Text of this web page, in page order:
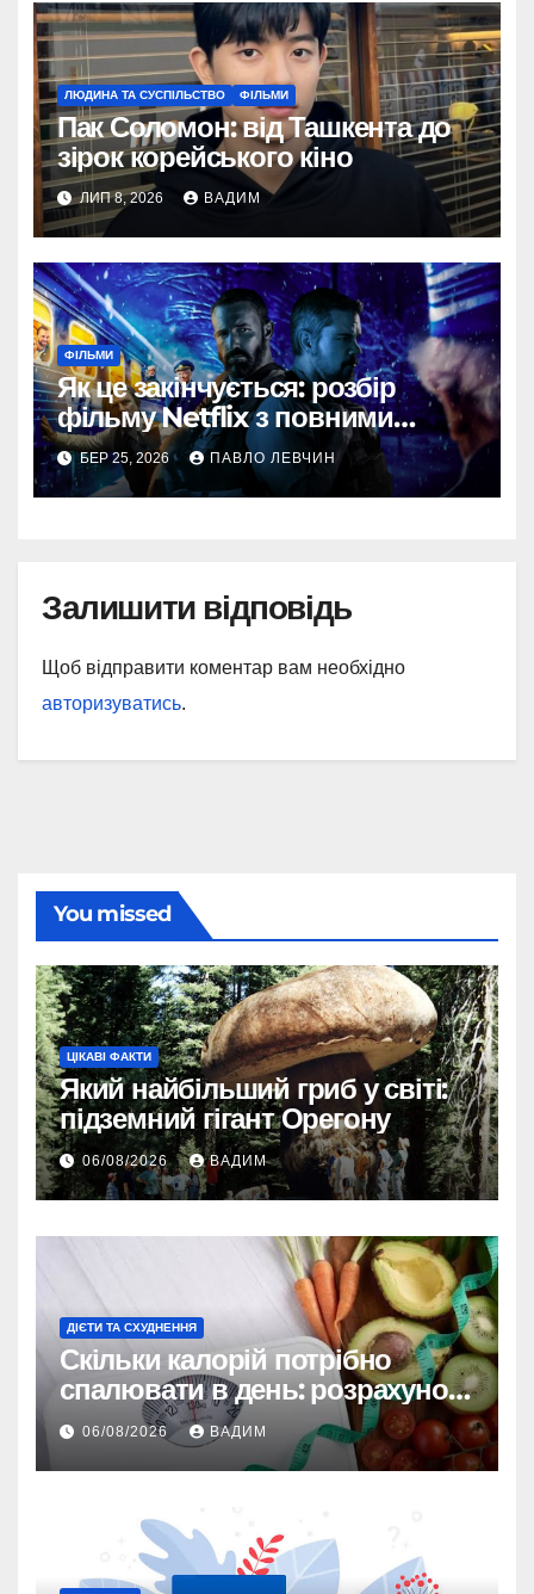
ЛЮДИНА ТА СУСПІЛЬСТВО ФІЛЬМИ
Пак Соломон: від Ташкента до
зірок корейського кіно
ЛИП 8, 2026 ВАДИМ
ФІЛЬМИ
Як це закінчується: розбір
фільму Netflix з повними
спойлерами
БЕР 25, 2026 ПАВЛО ЛЕВЧИН
Залишити відповідь
Щоб відправити коментар вам необхідно
авторизуватись.
You missed
ЦІКАВІ ФАКТИ
Який найбільший гриб у світі:
підземний гігант Орегону
06/08/2026 ВАДИМ
ДІЄТИ ТА СХУДНЕННЯ
Скільки калорій потрібно
спалювати в день: розрахунок
TDEE і безпечні норми
06/08/2026 ВАДИМ